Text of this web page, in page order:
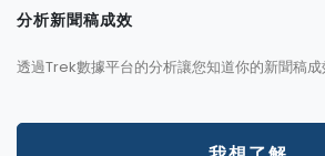
分析新聞稿成效
透過Trek數據平台的分析讓您知道你的新聞稿成